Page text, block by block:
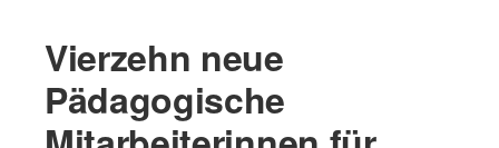
Vierzehn neue
Pädagogische